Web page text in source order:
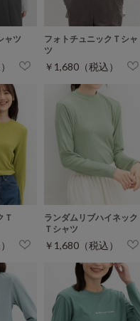
ャツ
フォトチュニックＴシャ
ツ
￥1,680（税込）
Ｔ
ランダムリブハイネック
Ｔシャツ
￥1,680（税込）